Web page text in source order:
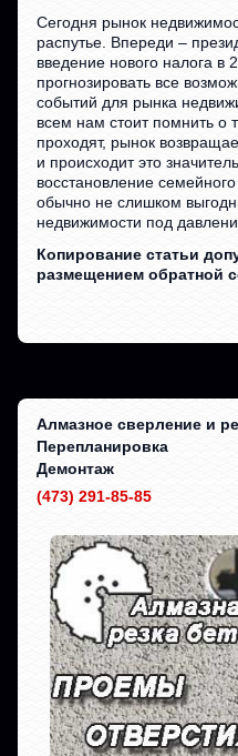
Сегодня рынок
распутье. Впереди –
введение нового налога в
прогнозировать все
событий для рынка
всем нам стоит помнить о
проходят, рынок
и происходит это
восстановление
обычно не слишком
недвижимости под
Копирование статьи
размещением обратной
Алмазное сверление и
Перепланировка
Демонтаж
(473) 291-85-85